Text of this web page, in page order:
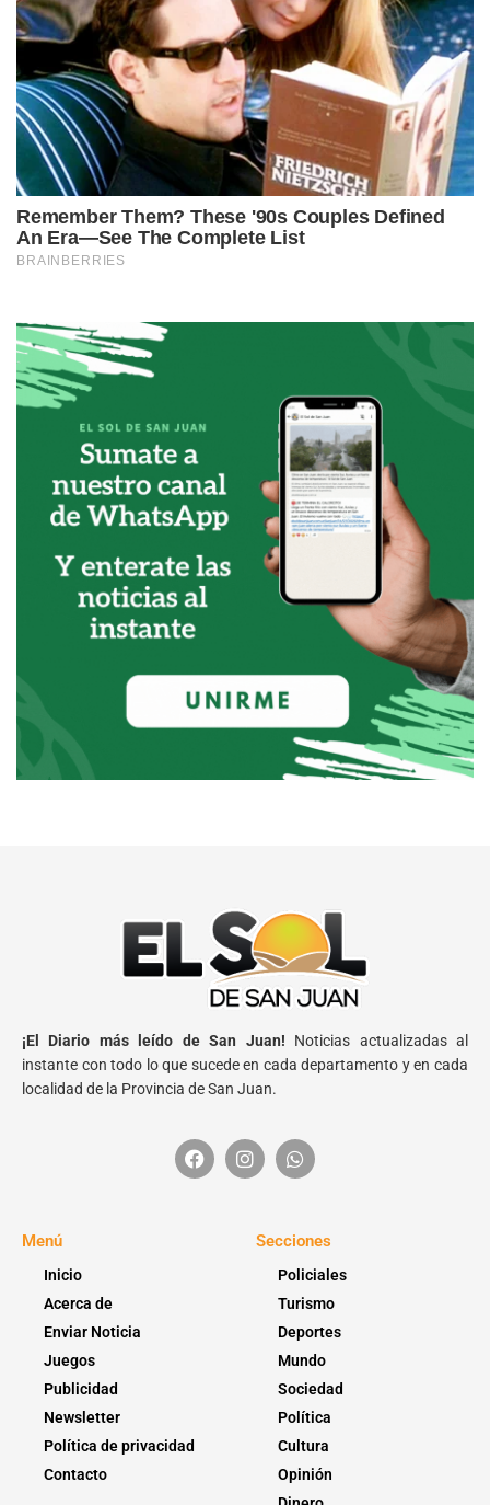
¡El Diario más leído de San Juan! Noticias actualizadas al
instante con todo lo que sucede en cada departamento y en cada
localidad de la Provincia de San Juan.
Menú
Inicio
Acerca de
Enviar Noticia
Juegos
Publicidad
Newsletter
Política de privacidad
Contacto
Secciones
Policiales
Turismo
Deportes
Mundo
Sociedad
Política
Cultura
Opinión